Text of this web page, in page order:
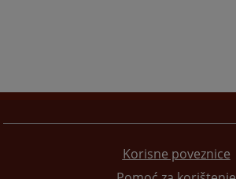
Korisne poveznice